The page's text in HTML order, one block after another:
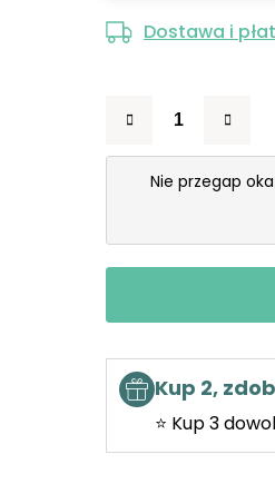
Dostawa i
Nie przegap
Kup 2,
⭐ Kup 3